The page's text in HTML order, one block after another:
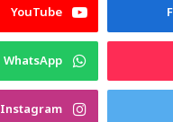
YouTube
WhatsApp
Instagram